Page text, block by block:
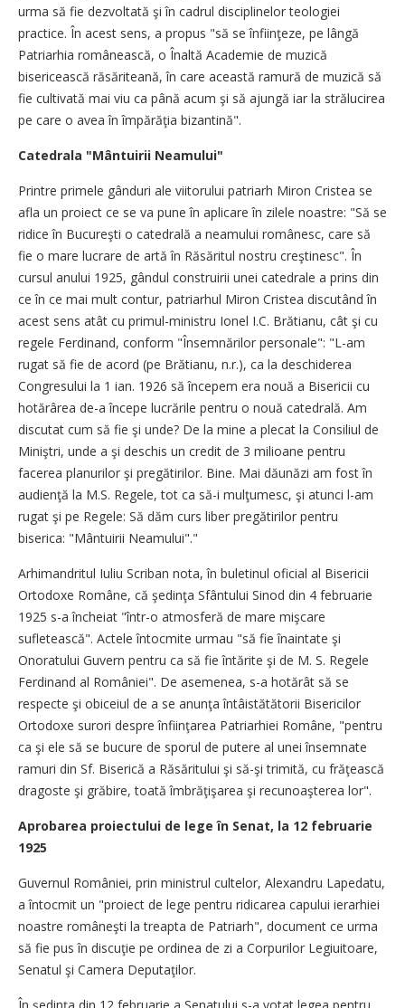
urma să fie dezvoltată şi în cadrul disciplinelor teologiei
practice. În acest sens, a propus "să se înfiinţeze, pe lângă
Patriarhia românească, o Înaltă Academie de muzică
bisericească răsăriteană, în care această ramură de muzică să
fie cultivată mai viu ca până acum şi să ajungă iar la strălucirea
pe care o avea în împărăţia bizantină".
Catedrala "Mântuirii Neamului"
Printre primele gânduri ale viitorului patriarh Miron Cristea se
afla un proiect ce se va pune în aplicare în zilele noastre: "Să se
ridice în Bucureşti o catedrală a neamului românesc, care să
fie o mare lucrare de artă în Răsăritul nostru creştinesc". În
cursul anului 1925, gândul construirii unei catedrale a prins din
ce în ce mai mult contur, patriarhul Miron Cristea discutând în
acest sens atât cu primul-ministru Ionel I.C. Brătianu, cât şi cu
regele Ferdinand, conform "Însemnărilor personale": "L-am
rugat să fie de acord (pe Brătianu, n.r.), ca la deschiderea
Congresului la 1 ian. 1926 să începem era nouă a Bisericii cu
hotărârea de-a începe lucrările pentru o nouă catedrală. Am
discutat cum să fie şi unde? De la mine a plecat la Consiliul de
Miniştri, unde a şi deschis un credit de 3 milioane pentru
facerea planurilor şi pregătirilor. Bine. Mai dăunăzi am fost în
audienţă la M.S. Regele, tot ca să-i mulţumesc, şi atunci l-am
rugat şi pe Regele: Să dăm curs liber pregătirilor pentru
biserica: "Mântuirii Neamului"."
Arhimandritul Iuliu Scriban nota, în buletinul oficial al Bisericii
Ortodoxe Române, că şedinţa Sfântului Sinod din 4 februarie
1925 s-a încheiat "într-o atmosferă de mare mişcare
sufletească". Actele întocmite urmau "să fie înaintate şi
Onoratului Guvern pentru ca să fie întărite şi de M. S. Regele
Ferdinand al României". De asemenea, s-a hotărât să se
respecte şi obiceiul de a se anunţa întâistătătorii Bisericilor
Ortodoxe surori despre înfiinţarea Patriarhiei Române, "pentru
ca şi ele să se bucure de sporul de putere al unei însemnate
ramuri din Sf. Biserică a Răsăritului şi să-şi trimită, cu frăţească
dragoste şi grăbire, toată îmbrăţişarea şi recunoaşterea lor".
Aprobarea proiectului de lege în Senat, la 12 februarie
1925
Guvernul României, prin ministrul cultelor, Alexandru Lapedatu,
a întocmit un "proiect de lege pentru ridicarea capului ierarhiei
noastre româneşti la treapta de Patriarh", document ce urma
să fie pus în discuţie pe ordinea de zi a Corpurilor Legiuitoare,
Senatul şi Camera Deputaţilor.